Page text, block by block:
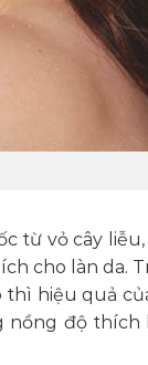
từ vỏ cây
cho làn da.
hiệu quả
nồng độ thích